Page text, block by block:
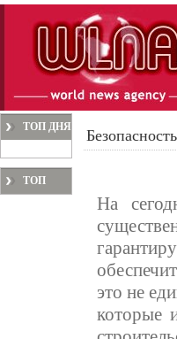
ТОП ДНЯ
ТОП
На
это не
которые